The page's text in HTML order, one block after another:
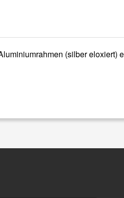
(silber